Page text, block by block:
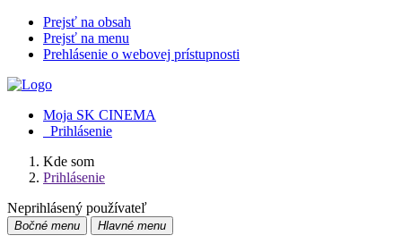
Prejsť na obsah
Prejsť na menu
Prehlásenie o webovej prístupnosti
Moja SK CINEMA
Prihlásenie
Kde som
Prihlásenie
Neprihlásený používateľ
Bočné menu Hlavné menu